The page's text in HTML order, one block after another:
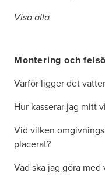
Visa alla
Montering och
Varför ligger det
Hur kasserar jag mitt
Vid vilken
placerat?
Vad ska jag göra